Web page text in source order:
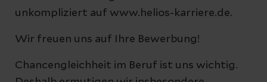
unkompliziert auf www.helios-karriere.de.
Wir freuen uns auf Ihre Bewerbung!
Chancengleichheit im Beruf ist uns wichtig.